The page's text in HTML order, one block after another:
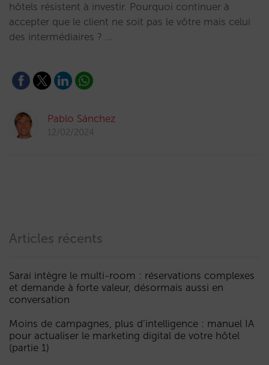
hôtels résistent à investir. Pourquoi continuer à
accepter que le client ne soit pas le vôtre mais celui
des intermédiaires ? …
Pablo Sánchez
12/02/2024
Articles récents
Sarai intègre le multi-room : réservations complexes
et demande à forte valeur, désormais aussi en
conversation
Moins de campagnes, plus d’intelligence : manuel IA
pour actualiser le marketing digital de votre hôtel
(partie 1)